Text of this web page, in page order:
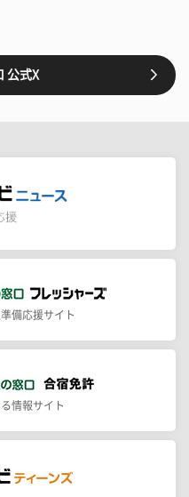
公式X
備応援サイト
情報サイト